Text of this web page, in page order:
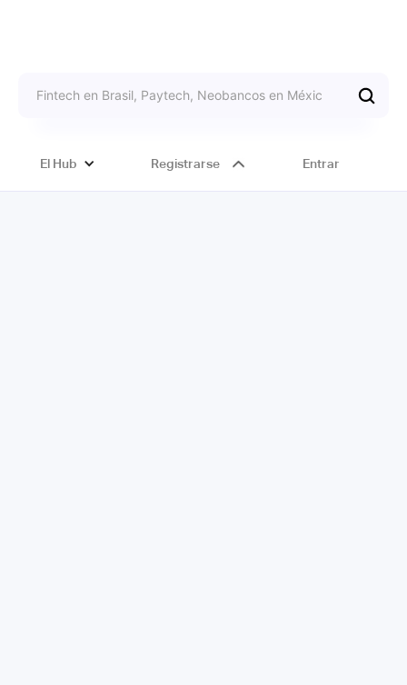
El Hub Registrarse Entrar